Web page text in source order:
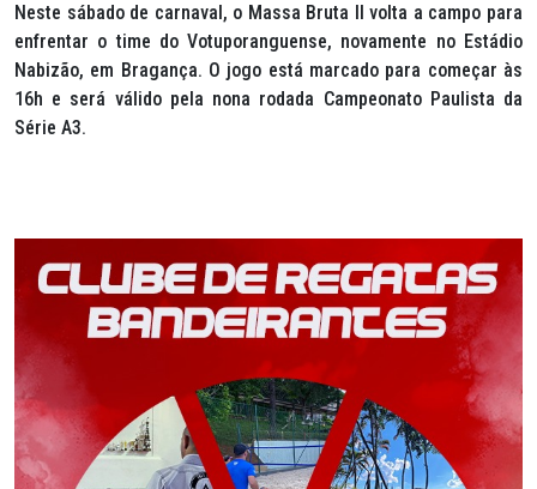
Neste sábado de carnaval, o Massa Bruta II volta a campo para
enfrentar o time do Votuporanguense, novamente no Estádio
Nabizão, em Bragança. O jogo está marcado para começar às
16h e será válido pela nona rodada Campeonato Paulista da
Série A3.